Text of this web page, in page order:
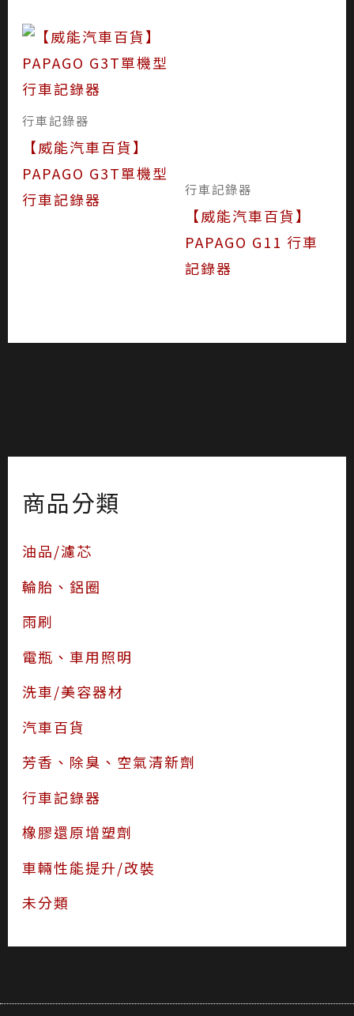
輪胎、鋁圈
雨刷
電瓶、車用照明
洗車/美容器材
汽車百貨
芳香、除臭、空氣清新劑
行車記錄器
橡膠還原增塑劑
車輛性能提升/改裝
未分類
行車記錄器
【威能汽車百貨】
PAPAGO G3T單機型
行車記錄器
記錄器